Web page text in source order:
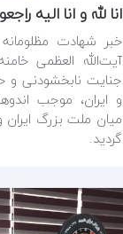
انا لله و انا الیه
خبر شهادت
آیت‌الله العظمی
جنایت نابخشودنی و
و ایران، موجب
میان ملت بزرگ
گردید.